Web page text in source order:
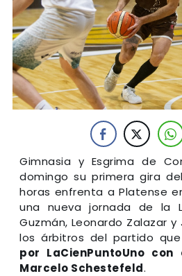
Gimnasia y Esgrima de
domingo su primera gira
horas enfrenta a Platense
una nueva jornada de la
Guzmán, Leonardo Zalazar y
los árbitros del partido que
por LaCienPuntoUno
Marcelo Schestefeld.